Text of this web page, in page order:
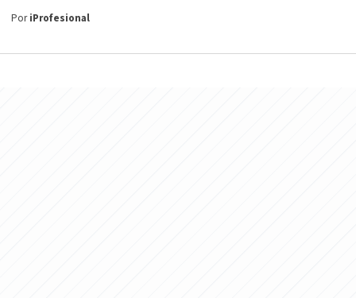
PoriProfesional